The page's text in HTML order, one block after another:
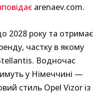
arenaev.com.
2028 року та отримає
частку в якому
Водночас
у Німеччині —
стиль Opel Vizor із